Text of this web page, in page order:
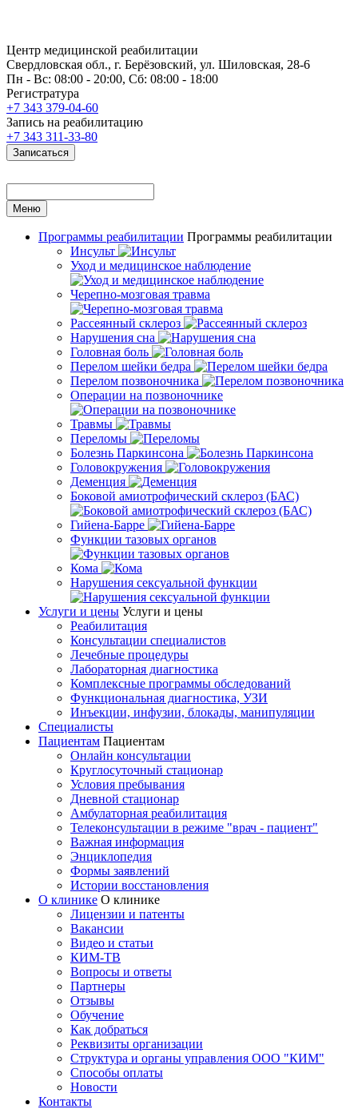
Центр медицинской реабилитации
Свердловская обл., г. Берёзовский, ул. Шиловская, 28-6
Пн - Вс: 08:00 - 20:00, Сб: 08:00 - 18:00
Регистратура
+7 343 379-04-60
Запись на реабилитацию
+7 343 311-33-80
Записаться
Меню
Программы реабилитации Программы реабилитации
Инсульт
Уход и медицинское наблюдение
Черепно-мозговая травма
Рассеянный склероз
Нарушения сна
Головная боль
Перелом шейки бедра
Перелом позвоночника
Операции на позвоночнике
Травмы
Переломы
Болезнь Паркинсона
Головокружения
Деменция
Боковой амиотрофический склероз (БАС)
Гийена-Барре
Функции тазовых органов
Кома
Нарушения сексуальной функции
Услуги и цены Услуги и цены
Реабилитация
Консультации специалистов
Лечебные процедуры
Лабораторная диагностика
Комплексные программы обследований
Функциональная диагностика, УЗИ
Инъекции, инфузии, блокады, манипуляции
Специалисты
Пациентам Пациентам
Онлайн консультации
Круглосуточный стационар
Условия пребывания
Дневной стационар
Амбулаторная реабилитация
Телеконсультации в режиме "врач - пациент"
Важная информация
Энциклопедия
Формы заявлений
Истории восстановления
О клинике О клинике
Лицензии и патенты
Вакансии
Видео и статьи
КИМ-ТВ
Вопросы и ответы
Партнеры
Отзывы
Обучение
Как добраться
Реквизиты организации
Структура и органы управления ООО "КИМ"
Способы оплаты
Новости
Контакты